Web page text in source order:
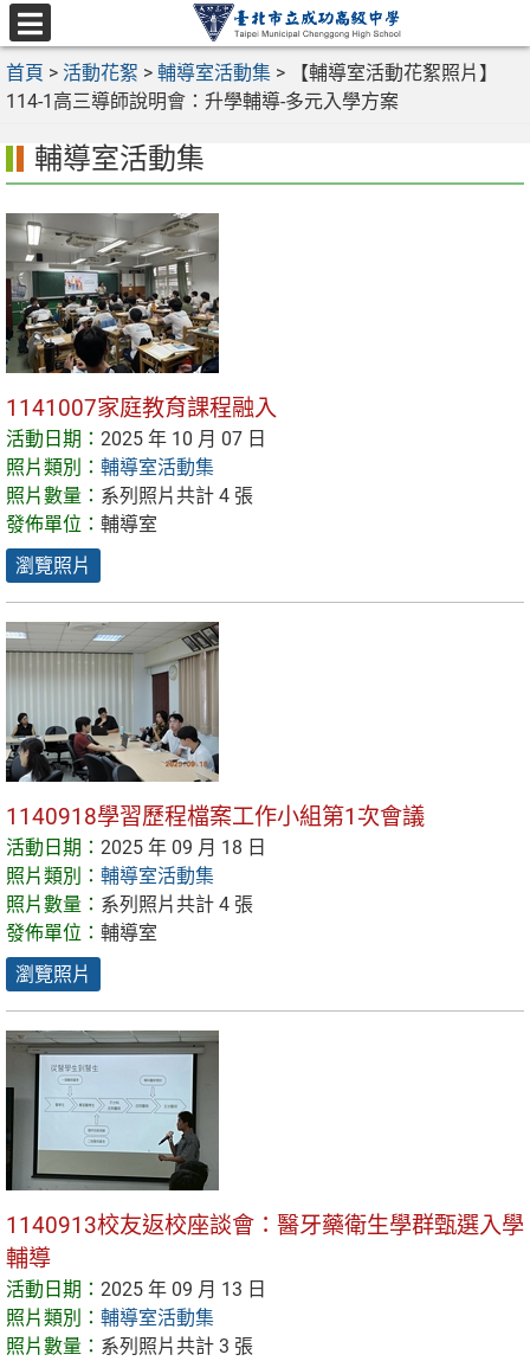
跳
至
主
要
區
選
單
首頁 > 活動花絮 > 輔導室活動集 >
【輔導室活動花絮照片】
114-1高三導師說明會：升學輔導-多元入學方案
輔導室活動集
1141007家庭教育課程融入
活動日期： 2025 年 10 月 07 日
照片類別： 輔導室活動集
照片數量： 系列照片共計 4 張
發佈單位： 輔導室
瀏覽照片
1140918學習歷程檔案工作小組第1次會議
活動日期： 2025 年 09 月 18 日
照片類別： 輔導室活動集
照片數量： 系列照片共計 4 張
發佈單位： 輔導室
瀏覽照片
1140913校友返校座談會：醫牙藥衛生學群甄選入學
輔導
活動日期： 2025 年 09 月 13 日
照片類別： 輔導室活動集
照片數量： 系列照片共計 3 張